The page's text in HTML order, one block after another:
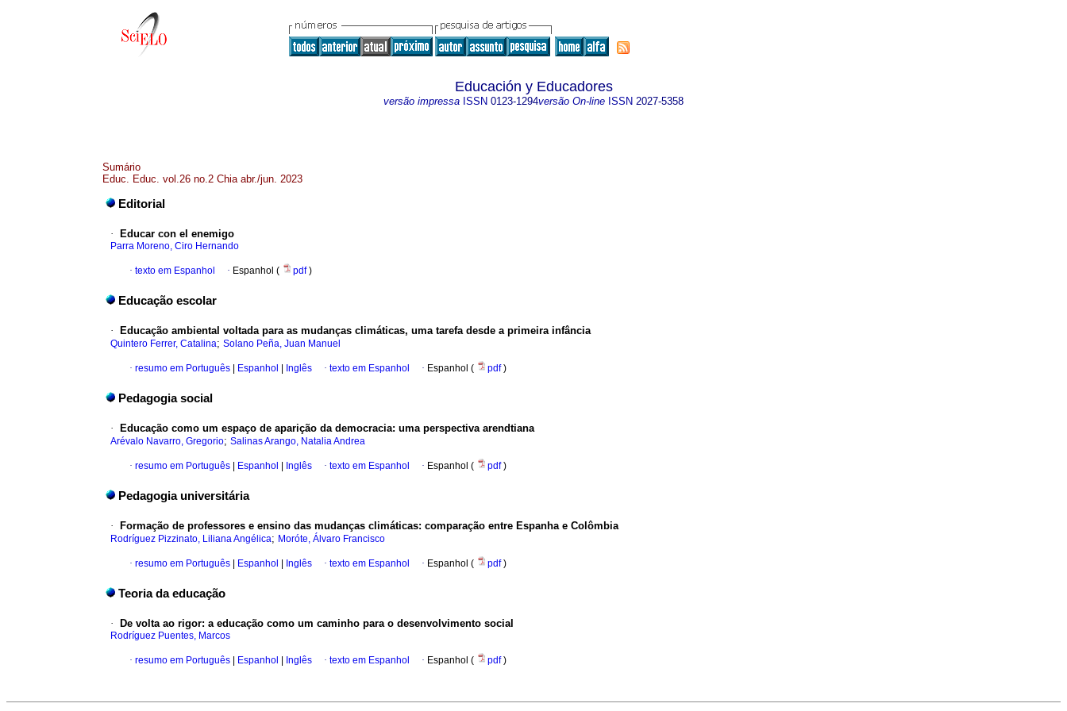
Educación y Educadores
versão impressa ISSN 0123-1294versão On-line ISSN 2027-5358
Sumário
Educ. Educ. vol.26 no.2 Chia abr./jun. 2023
Editorial
· Educar con el enemigo
Parra Moreno, Ciro Hernando
· texto em Espanhol · Espanhol ( pdf)
Educação escolar
· Educação ambiental voltada para as mudanças climáticas, uma tarefa desde a primeira infância
Quintero Ferrer, Catalina; Solano Peña, Juan Manuel
· resumo em Português Espanhol Inglês · texto em Espanhol · Espanhol ( pdf)
Pedagogia social
· Educação como um espaço de aparição da democracia: uma perspectiva arendtiana
Arévalo Navarro, Gregorio; Salinas Arango, Natalia Andrea
· resumo em Português Espanhol Inglês · texto em Espanhol · Espanhol ( pdf)
Pedagogia universitária
· Formação de professores e ensino das mudanças climáticas: comparação entre Espanha e Colômbia
Rodríguez Pizzinato, Liliana Angélica; Moróte, Álvaro Francisco
· resumo em Português Espanhol Inglês · texto em Espanhol · Espanhol ( pdf)
Teoria da educação
· De volta ao rigor: a educação como um caminho para o desenvolvimento social
Rodríguez Puentes, Marcos
· resumo em Português Espanhol Inglês · texto em Espanhol · Espanhol ( pdf)